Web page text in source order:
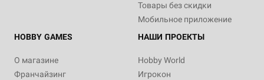
Товары без скидки
Мобильное приложение
HOBBY GAMES
О магазине
Франчайзинг
НАШИ ПРОЕКТЫ
Hobby World
Игрокон